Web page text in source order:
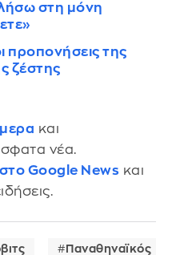
στη μόνη
προπονήσεις της
ζέστης
και
νέα.
Google News και
Παναθηναϊκός